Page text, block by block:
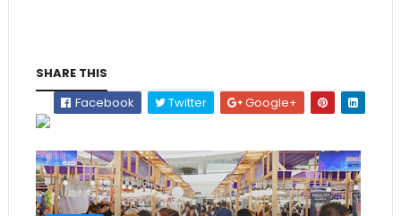
SHARE THIS
Facebook
Twitter Google+